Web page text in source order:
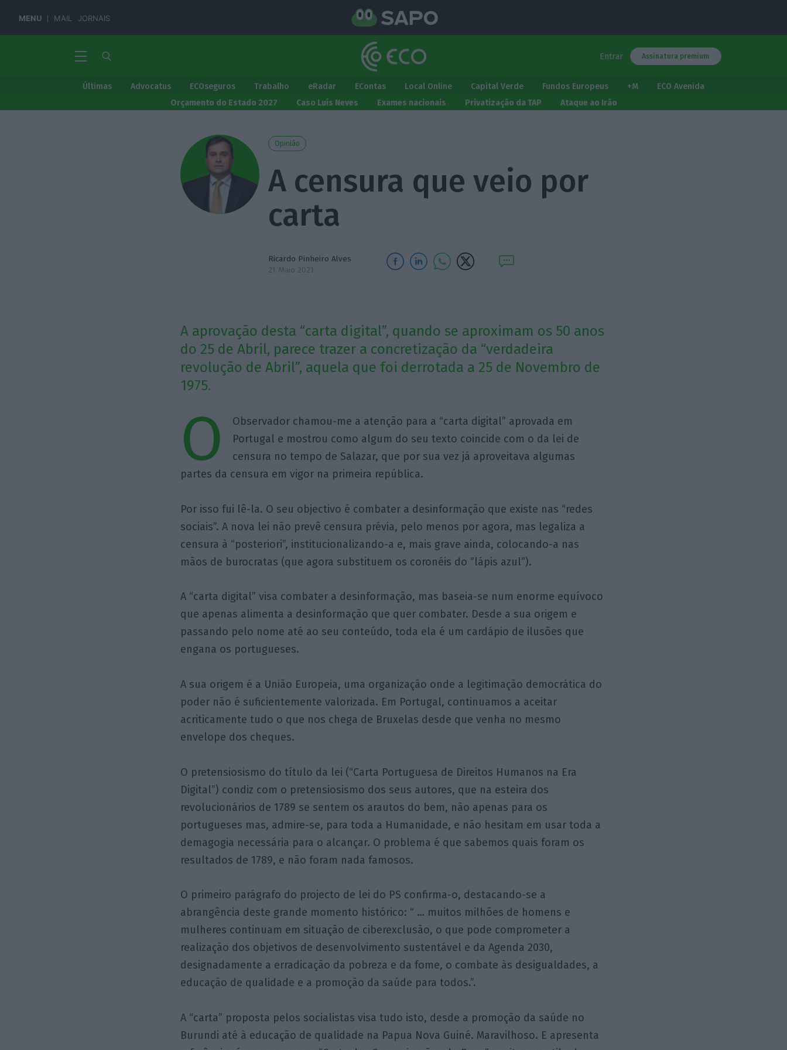
MENU MAIL JORNAIS
Entrar Assinatura premium
Últimas Advocatus ECOseguros Trabalho eRadar EContas Local Online Capital Verde Fundos Europeus +M
ECO Avenida
Orçamento do Estado 2027
Caso Luís Neves Exames nacionais Privatização da TAP Ataque ao Irão
Opinião
A censura que veio por
carta
Ricardo Pinheiro Alves
21 Maio 2021
A aprovação desta “carta digital”, quando se aproximam os 50 anos
do 25 de Abril, parece trazer a concretização da “verdadeira
revolução de Abril”, aquela que foi derrotada a 25 de Novembro de
1975.
O
Observador chamou-me a atenção para a “carta digital” aprovada em
Portugal e mostrou como algum do seu texto coincide com o da lei de
censura no tempo de Salazar, que por sua vez já aproveitava algumas
partes da censura em vigor na primeira república.
Por isso fui lê-la. O seu objectivo é combater a desinformação que existe nas “redes
sociais”. A nova lei não prevê censura prévia, pelo menos por agora, mas legaliza a
censura à “posteriori”, institucionalizando-a e, mais grave ainda, colocando-a nas
mãos de burocratas (que agora substituem os coronéis do ”lápis azul”).
A “carta digital” visa combater a desinformação, mas baseia-se num enorme equívoco
que apenas alimenta a desinformação que quer combater. Desde a sua origem e
passando pelo nome até ao seu conteúdo, toda ela é um cardápio de ilusões que
engana os portugueses.
A sua origem é a União Europeia, uma organização onde a legitimação democrática do
poder não é suficientemente valorizada. Em Portugal, continuamos a aceitar
acriticamente tudo o que nos chega de Bruxelas desde que venha no mesmo
envelope dos cheques.
O pretensiosismo do título da lei (“Carta Portuguesa de Direitos Humanos na Era
Digital”) condiz com o pretensiosismo dos seus autores, que na esteira dos
revolucionários de 1789 se sentem os arautos do bem, não apenas para os
portugueses mas, admire-se, para toda a Humanidade, e não hesitam em usar toda a
demagogia necessária para o alcançar. O problema é que sabemos quais foram os
resultados de 1789, e não foram nada famosos.
O primeiro parágrafo do projecto de lei do PS confirma-o, destacando-se a
abrangência deste grande momento histórico: “ … muitos milhões de homens e
mulheres continuam em situação de ciberexclusão, o que pode comprometer a
realização dos objetivos de desenvolvimento sustentável e da Agenda 2030,
designadamente a erradicação da pobreza e da fome, o combate às desigualdades, a
educação de qualidade e a promoção da saúde para todos.”.
A “carta” proposta pelos socialistas visa tudo isto, desde a promoção da saúde no
Burundi até à educação de qualidade na Papua Nova Guiné. Maravilhoso. E apresenta